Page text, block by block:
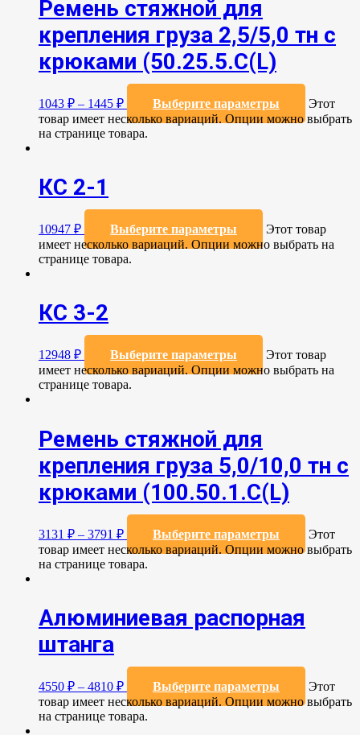
Ремень стяжной для
крепления груза 2,5/5,0 тн с
крюками (50.25.5.C(L)
1043 ₽ – 1445 ₽ Выберите параметры
Этот
товар имеет несколько вариаций. Опции можно выбрать
на странице товара.
КС 2-1
10947 ₽ Выберите параметры
Этот товар
имеет несколько вариаций. Опции можно выбрать на
странице товара.
КС 3-2
12948 ₽ Выберите параметры
Этот товар
имеет несколько вариаций. Опции можно выбрать на
странице товара.
Ремень стяжной для
крепления груза 5,0/10,0 тн с
крюками (100.50.1.С(L)
3131 ₽ – 3791 ₽ Выберите параметры
Этот
товар имеет несколько вариаций. Опции можно выбрать
на странице товара.
Алюминиевая распорная
штанга
4550 ₽ – 4810 ₽ Выберите параметры
Этот
товар имеет несколько вариаций. Опции можно выбрать
на странице товара.